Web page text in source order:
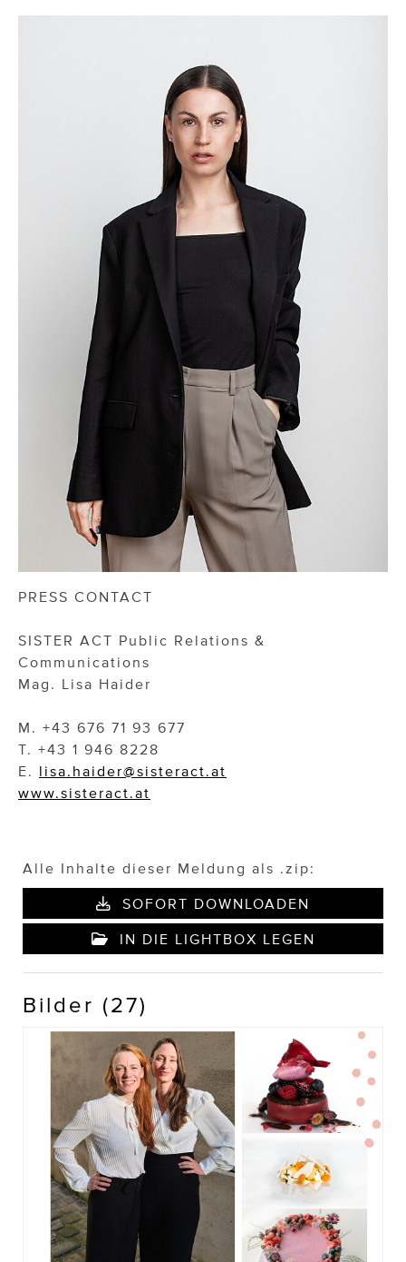
PRESS CONTACT
SISTER ACT Public Relations &
Communications
Mag. Lisa Haider
M. +43 676 71 93 677
T. +43 1 946 8228
E. lisa.haider@sisteract.at
www.sisteract.at
Alle Inhalte dieser Meldung als .zip:
SOFORT DOWNLOADEN
IN DIE LIGHTBOX LEGEN
Bilder (27)